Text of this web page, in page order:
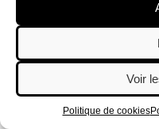
Voir
Politique de cookies
©UP –